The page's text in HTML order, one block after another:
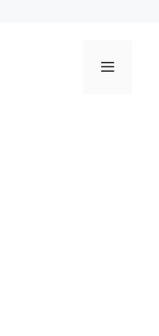
メ